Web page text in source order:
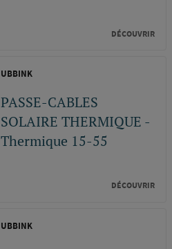
DÉCOUVRIR
UBBINK
PASSE-CABLES
SOLAIRE THERMIQUE -
Thermique 15-55
DÉCOUVRIR
UBBINK